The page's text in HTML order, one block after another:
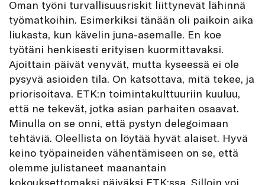
Oman työni turvallisuusriskit liittynevät lähinnä
työmatkoihin. Esimerkiksi tänään oli paikoin aika
liukasta, kun kävelin juna-asemalle. En koe
työtäni henkisesti erityisen kuormittavaksi.
Ajoittain päivät venyvät, mutta kyseessä ei ole
pysyvä asioiden tila. On katsottava, mitä tekee, ja
priorisoitava. ETK:n toimintakulttuuriin kuuluu,
että ne tekevät, jotka asian parhaiten osaavat.
Minulla on se onni, että pystyn delegoimaan
tehtäviä. Oleellista on löytää hyvät alaiset. Hyvä
keino työpaineiden vähentämiseen on se, että
olemme julistaneet maanantain
kokouksettomaksi päiväksi ETK:ssa. Silloin voi